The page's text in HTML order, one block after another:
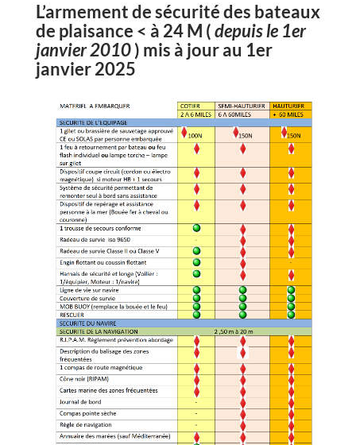
L’armement de sécurité des bateaux
de plaisance < à 24 M (depuis le 1er
janvier 2010) mis à jour au 1er
janvier 2025